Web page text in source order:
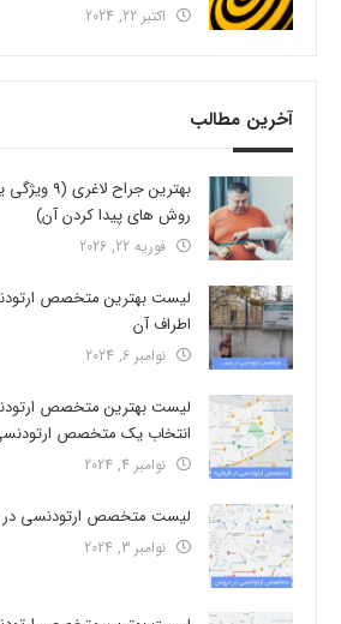
اکتبر 22, 2024
آخرین مطالب
بهترین
روش های پیدا کردن آن)
فوریه 22, 2026
لیست بهترین متخصص
اطراف آن
نوامبر 6, 2024
لیست بهترین متخصص
انتخاب یک متخصص
نوامبر 4, 2024
لیست متخصص ارتودنسی در
نوامبر 3, 2024